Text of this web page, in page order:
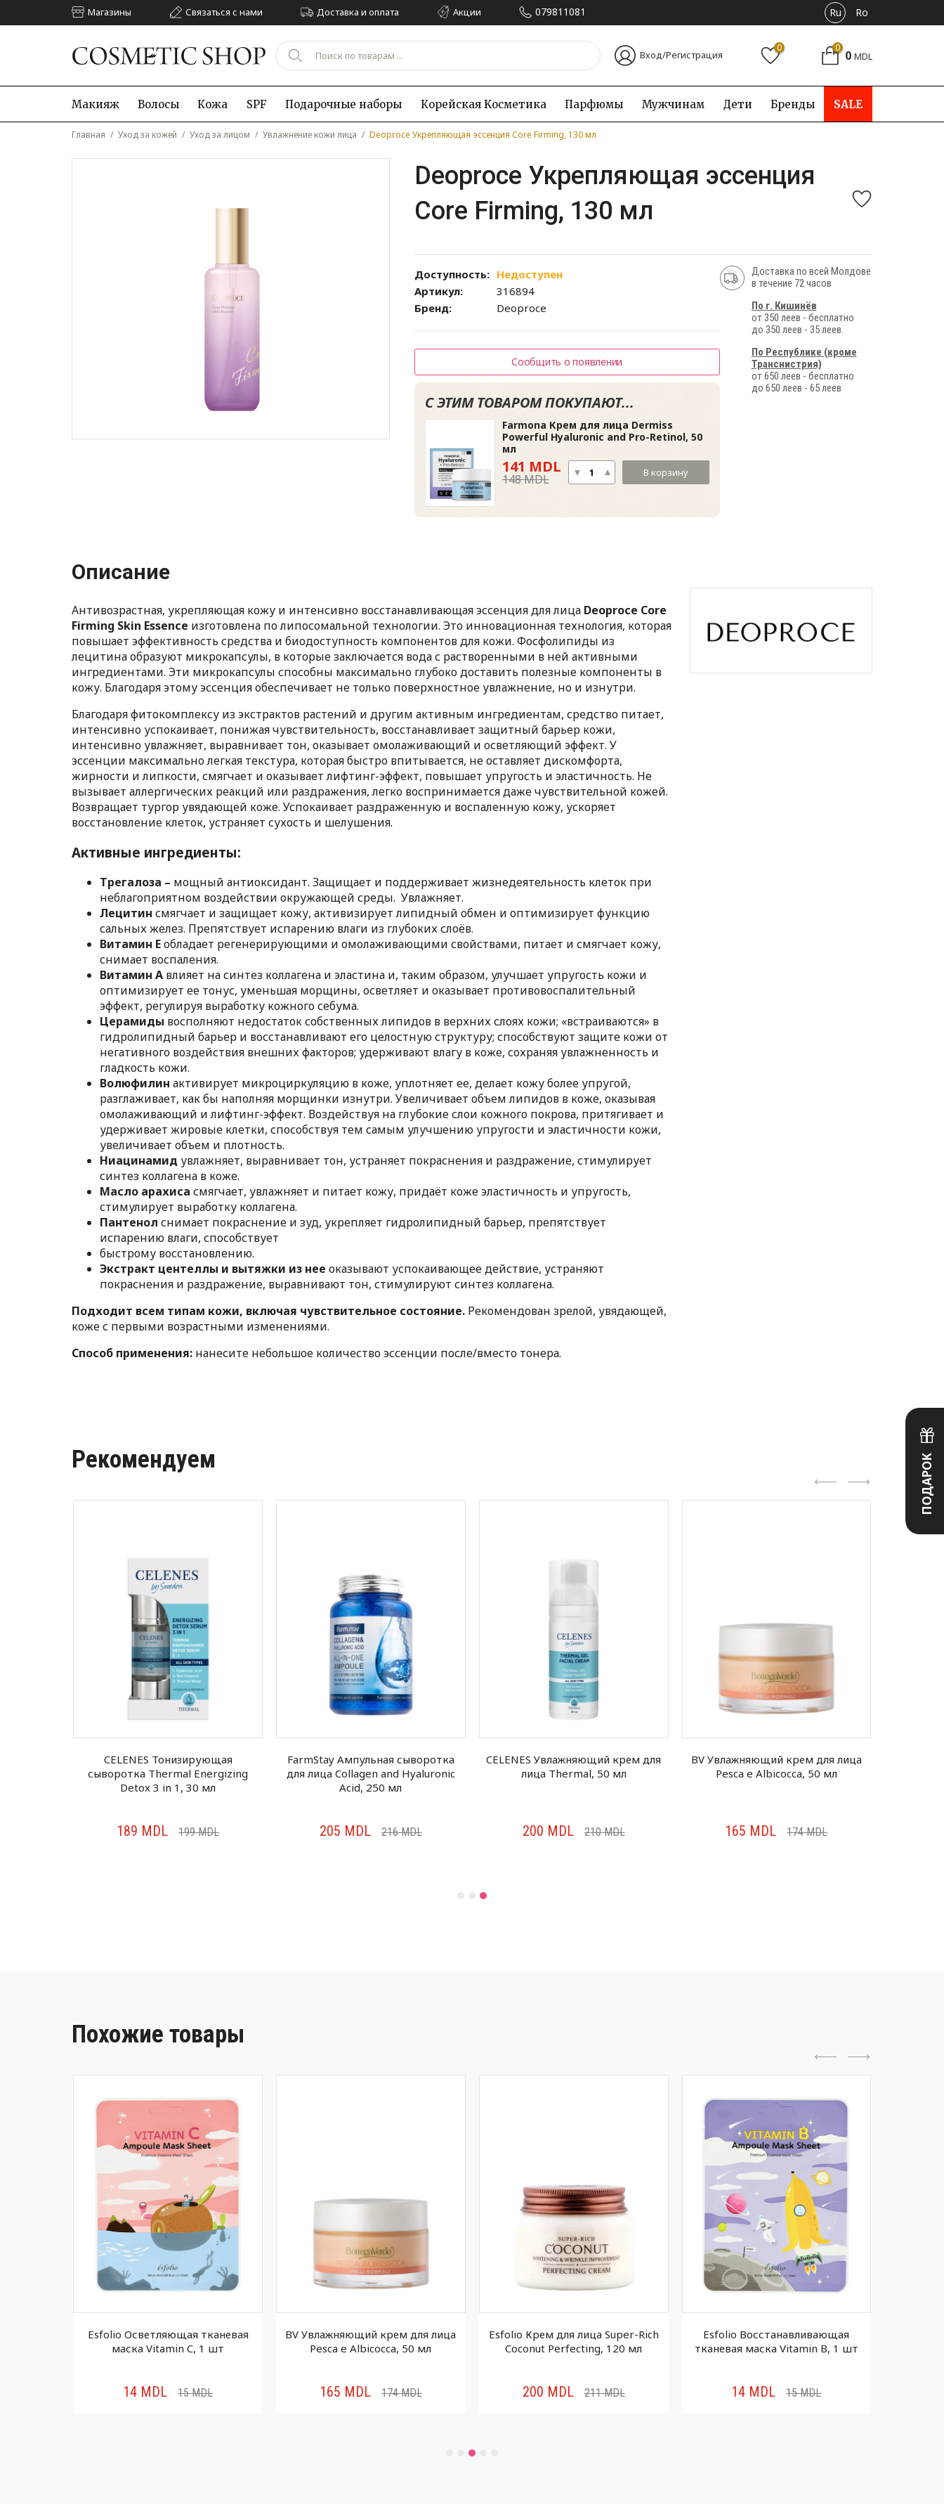
Магазины Связаться с нами Доставка и оплата Акции 079811081 Ru Ro
Вход/Регистрация
0 0 0 MDL
Макияж Волосы Кожа SPF Подарочные наборы Корейская Kосметика Парфюмы Мужчинам Дети Бренды SALE
Главная / Уход за кожей / Уход за лицом / Увлажнение кожи лица / Deoproce Укрепляющая эссенция Core Firming, 130 мл
Deoproce Укрепляющая эссенция
Core Firming, 130 мл
Доступность: Недоступен
Артикул:
316894
Бренд:
Deoproce
Сообщить о появлении
С ЭТИМ ТОВАРОМ ПОКУПАЮТ...
Farmona Крем для лица Dermiss
Powerful Hyaluronic and Pro-Retinol, 50
мл
141 MDL
148 MDL В корзину
Доставка по всей Молдове
в течение 72 часов
По г. Кишинёв
от 350 леев - бесплатно
до 350 леев - 35 леев.
По Республике (кроме
Транснистрия)
от 650 леев - бесплатно
до 650 леев - 65 леев
Описание
Антивозрастная, укрепляющая кожу и интенсивно восстанавливающая эссенция для лица Deoproce ​Core
Firming Skin Essence изготовлена по липосoмальной технологии. Это инновационная технология, которая
повышает эффективность средства и биодоступность компонентов для кожи. Фосфолипиды из
лецитина образуют микрокапсулы, в которые заключается вода с растворенными в ней активными
ингредиентами. Эти микрокапсулы способны максимально глубоко доставить полезные компоненты в
кожу. Благодаря этому эссенция обеспечивает не только поверхностное увлажнение, но и изнутри.
Благодаря фитокомплексу из экстрактов растений и другим активным ингредиентам, средство питает,
интенсивно успокаивает, понижая чувствительность, восстанавливает защитный барьер кожи,
интенсивно увлажняет, выравнивает тон, оказывает омолаживающий и осветляющий эффект. У
эссенции максимально легкая текстура, которая быстро впитывается, не оставляет дискомфорта,
жирности и липкости, смягчает и оказывает лифтинг-эффект, повышает упругость и эластичность. Не
вызывает аллергических реакций или раздражения, легко воспринимается даже чувствительной кожей.
Возвращает тургор увядающей коже. Успокаивает раздраженную и воспаленную кожу, ускоряет
восстановление клеток, устраняет сухость и шелушения.
Активные ингредиенты:
Трегалоза – мощный антиоксидант. Защищает и поддерживает жизнедеятельность клеток при
неблагоприятном воздействии окружающей среды. Увлажняет.
Лецитин смягчает и защищает кожу, активизирует липидный обмен и оптимизирует функцию
сальных желез. Препятствует испарению влаги из глубоких слоёв.
Витамин Еобладает регенерирующими и омолаживающими свойствами, питает и смягчает кожу,
снимает воспаления.
Витамин А влияет на синтез коллагена и эластина и, таким образом, улучшает упругость кожи и
оптимизирует ее тонус, уменьшая морщины, осветляет и оказывает противовоспалительный
эффект, регулируя выработку кожного себума.
Церамиды восполняют недостаток собственных липидов в верхних слоях кожи; «встраиваются» в
гидролипидный барьер и восстанавливают его целостную структуру; способствуют защите кожи от
негативного воздействия внешних факторов; удерживают влагу в коже, сохраняя увлажненность и
гладкость кожи.
Волюфилин активирует микроциркуляцию в коже, уплотняет ее, делает кожу более упругой,
разглаживает, как бы наполняя морщинки изнутри. Увеличивает объем липидов в коже, оказывая
омолаживающий и лифтинг-эффект. Воздействуя на глубокие слои кожного покрова, притягивает и
удерживает жировые клетки, способствуя тем самым улучшению упругости и эластичности кожи,
увеличивает объем и плотность.
Ниацинамид увлажняет, выравнивает тон, устраняет покраснения и раздражение, стимулирует
синтез коллагена в коже.
Масло арахиса смягчает, увлажняет и питает кожу, придаёт коже эластичность и упругость,
стимулирует выработку коллагена.
Пантенол снимает покраснение и зуд, укрепляет гидролипидный барьер, препятствует
испарению влаги, способствует
быстрому восстановлению.
Экстракт центеллы и вытяжки из нее оказывают успокаивающее действие, устраняют
покраснения и раздражение, выравнивают тон, стимулируют синтез коллагена.
Подходит всем типам кожи, включая чувствительное состояние. Рекомендован зрелой, увядающей,
коже с первыми возрастными изменениями.
Способ применения: нанесите небольшое количество эссенции после/вместо тонера.
Рекомендуем
CELENES Тонизирующая
сыворотка Thermal Energizing
Detox 3 in 1, 30 мл
189 MDL 199MDL
FarmStay Ампульная сыворотка
для лица Collagen and Hyaluronic
Acid, 250 мл
205 MDL 216MDL
CELENES Увлажняющий крем для
лица Thermal, 50 мл
200 MDL 210MDL
BV Увлажняющий крем для лица
Pesca e Albicocca, 50 мл
165 MDL 174MDL
Похожие товары
Esfolio Осветляющая тканевая
маска Vitamin C, 1 шт
14 MDL 15MDL
BV Увлажняющий крем для лица
Pesca e Albicocca, 50 мл
165 MDL 174MDL
Esfolio Крем для лица Super-Rich
Coconut Perfecting, 120 мл
200 MDL 211MDL
Esfolio Восстанавливающая
тканевая маска Vitamin B, 1 шт
14 MDL 15MDL
ПОДАРОК